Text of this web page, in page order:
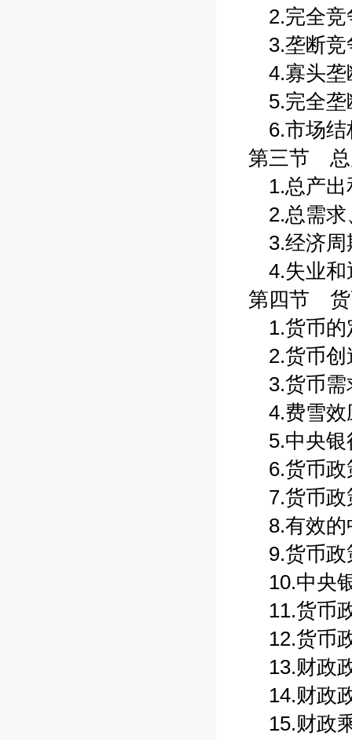
2.完全
3.垄断
4.寡头
5.完全
6.市场结
第三节 总
1.总产出
2.总需求
3.经济周
4.失业和
第四节 货
1.货币的
2.货币创
3.货币需
4.费雪
5.中央银
6.货币政
7.货币政
8.有效的
9.货币政
10.中央银
11.货币
12.货币
13.财政
14.财政政
15.财政乘